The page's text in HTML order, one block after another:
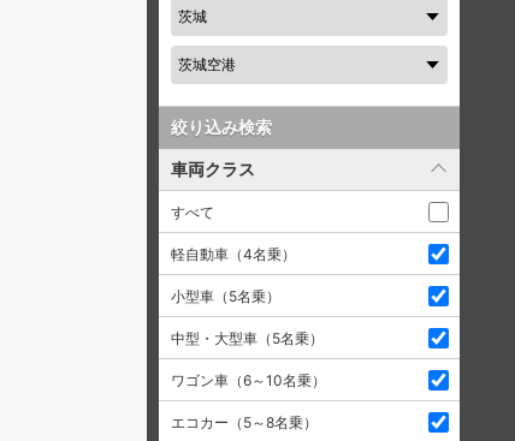
絞り込み検索
車両クラス
すべて
軽自動車（4名乗）
小型車（5名乗）
中型・大型車（5名乗）
ワゴン車（6～10名乗）
エコカー（5～8名乗）